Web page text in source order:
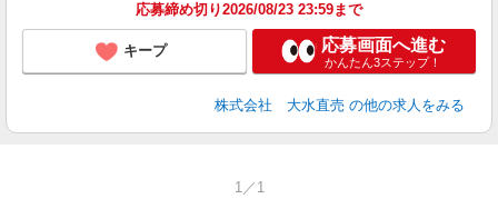
応募締め切り2026/08/23 23:59まで
キープ 応募画面へ進む
かんたん3ステップ！
株式会社 大水直売 の他の求人をみる
1／1